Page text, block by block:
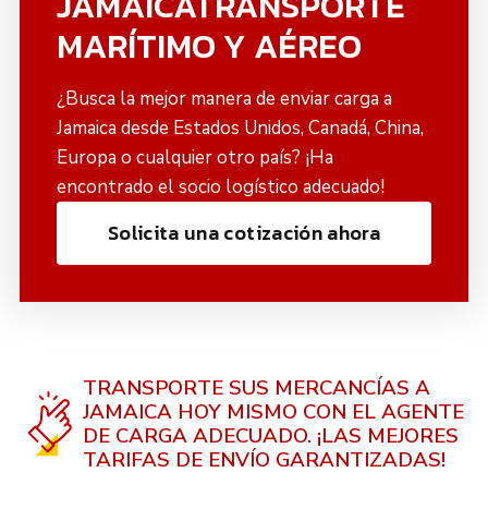
MARÍTIMO Y AÉREO
¿Busca la mejor manera de enviar carga a
Jamaica desde Estados Unidos, Canadá, China,
Europa o cualquier otro país? ¡Ha
encontrado el socio logístico adecuado!
Solicita una cotización ahora
TRANSPORTE SUS MERCANCÍAS A
JAMAICA HOY MISMO CON EL AGENTE
DE CARGA ADECUADO. ¡LAS MEJORES
TARIFAS DE ENVÍO GARANTIZADAS!